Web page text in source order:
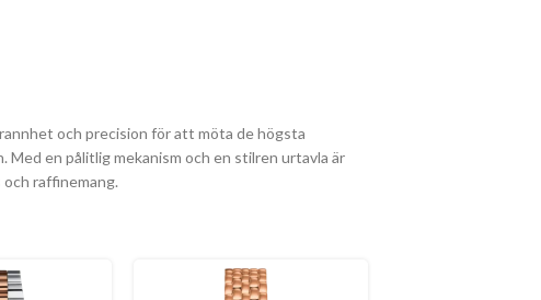
och precision för att möta de högsta
en pålitlig mekanism och en stilren urtavla är
raffinemang.